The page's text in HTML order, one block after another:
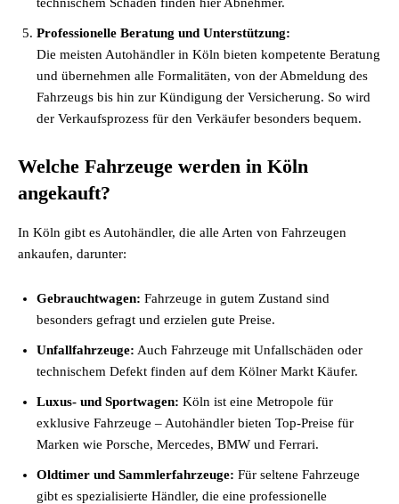
Professionelle Beratung und Unterstützung:
Die meisten Autohändler in Köln bieten kompetente Beratung
und übernehmen alle Formalitäten, von der Abmeldung des
Fahrzeugs bis hin zur Kündigung der Versicherung. So wird
der Verkaufsprozess für den Verkäufer besonders bequem.
Welche Fahrzeuge werden in Köln
angekauft?
In Köln gibt es Autohändler, die alle Arten von Fahrzeugen
ankaufen, darunter:
Gebrauchtwagen: Fahrzeuge in gutem Zustand sind
besonders gefragt und erzielen gute Preise.
Unfallfahrzeuge: Auch Fahrzeuge mit Unfallschäden oder
technischem Defekt finden auf dem Kölner Markt Käufer.
Luxus- und Sportwagen: Köln ist eine Metropole für
exklusive Fahrzeuge – Autohändler bieten Top-Preise für
Marken wie Porsche, Mercedes, BMW und Ferrari.
Oldtimer und Sammlerfahrzeuge: Für seltene Fahrzeuge
gibt es spezialisierte Händler, die eine professionelle